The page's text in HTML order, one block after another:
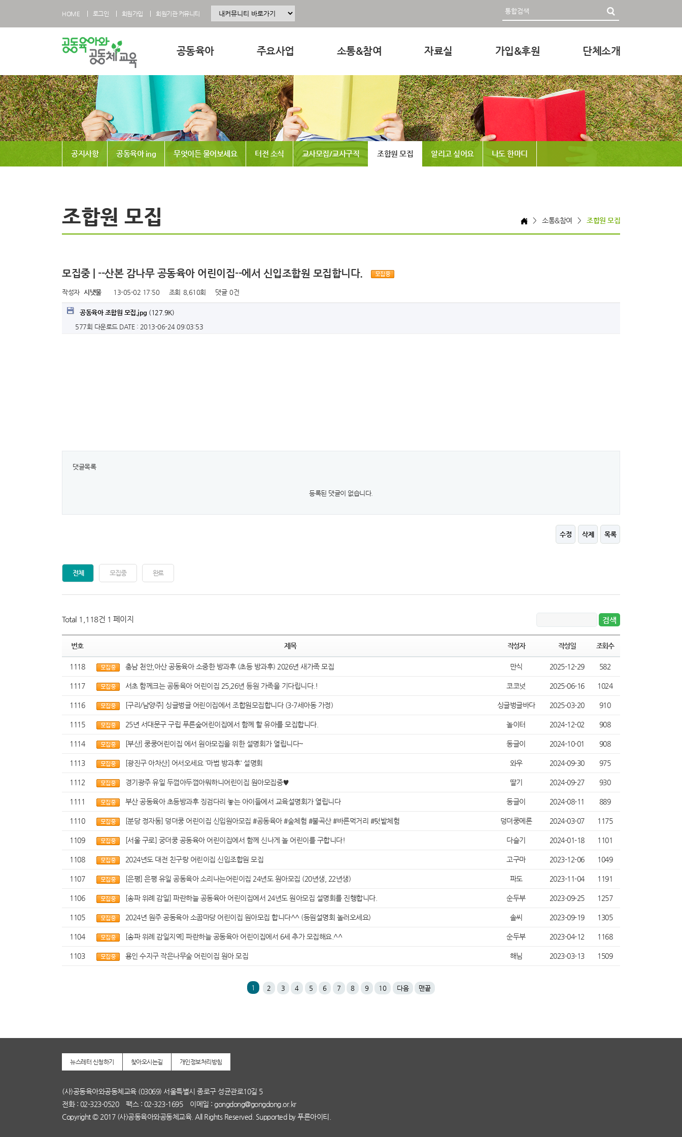
HOME 로그인 회원가입 회원기관 커뮤니티
공동육아
공동육아란
공동육아 영유아과정
공동육아 초등과정
공동육아사회적협동조합
전국공동육아현황
주요사업
주요사업소개
공동육아인증
현장조직사업
교육사업
연구사업
소통&참여
무엇이든 물어보세요
터전 소식
교사모집/교사구직
자료실
교육 · 운영자료
연구자료
참고도서
뉴스레터
동영상
가입&후원
회원가입 및 후원안내
단체소개
인사말
미션과 비전
조직
정관 & 재정
공지사항 공동육아 ing 무엇이든 물어보세요 터전 소식 교사모집/교사구직 조합원 모집 알리고 싶어요 나도 한마디
조합원 모집 > 소통&참여 > 조합원 모집
모집중 | --산본 감나무 공동육아 어린이집--에서 신입조합원 모집합니다.
작성자 시냇물 13-05-02 17:50 조회 8,610회 댓글 0건
공동육아 조합원 모집.jpg (127.9K)
577회 다운로드 DATE : 2013-06-24 09:03:53
댓글목록
등록된 댓글이 없습니다.
수정 삭제 목록
전체 모집중 완료
Total 1,118건 1 페이지
번호 제목 작성자 작성일 조회수
1118 충남 천안,아산 공동육아 소중한 방과후 (초등 방과후) 2026년 새가족 모집 만식 2025-12-29 582
1117 서초 함께크는 공동육아 어린이집 25,26년 등원 가족을 기다립니다.! 코코넛 2025-06-16 1024
1116 [구리/남양주] 싱글벙글 어린이집에서 조합원모집합니다 (3-7세아동 가정) 싱글벙글바다 2025-03-20 910
1115 25년 서대문구 구립 푸른숲어린이집에서 함께 할 유아를 모집합니다. 놀이터 2024-12-02 908
1114 [부산] 쿵쿵어린이집 에서 원아모집을 위한 설명회가 열립니다~ 동글이 2024-10-01 908
1113 [광진구 아차산] 어서오세요 '마법 방과후' 설명회 와우 2024-09-30 975
1112 경기광주 유일 두껍아두껍아뭐하니어린이집 원아모집중♥ 딸기 2024-09-27 930
1111 부산 공동육아 초등방과후 징검다리 놓는 아이들에서 교육설명회가 열립니다 동글이 2024-08-11 889
1110 [분당 정자동] 덩더쿵 어린이집 신입원아모집 #공동육아 #숲체험 #불곡산 #바른먹거리 #텃밭체험 덩더쿵메론 2024-03-07 1175
1109 [서울 구로] 궁더쿵 공동육아 어린이집에서 함께 신나게 놀 어린이를 구합니다! 다슬기 2024-01-18 1101
1108 2024년도 대전 친구랑 어린이집 신입조합원 모집 고구마 2023-12-06 1049
1107 [은평] 은평 유일 공동육아 소리나는어린이집 24년도 원아모집 (20년생, 22년생) 파도 2023-11-04 1191
1106 [송파 위례 감일] 파란하늘 공동육아 어린이집에서 24년도 원아모집 설명회를 진행합니다. 순두부 2023-09-25 1257
1105 2024년 원주 공동육아 소꿉마당 어린이집 원아모집 합니다^^ (등원설명회 놀러오세요) 솔씨 2023-09-19 1305
1104 [송파 위례 감일지역] 파란하늘 공동육아 어린이집에서 6세 추가 모집해요.^^ 순두부 2023-04-12 1168
1103 용인 수지구 작은나무숲 어린이집 원아 모집 해님 2023-03-13 1509
1 2 3 4 5 6 7 8 9 10 다음 맨끝
뉴스레터 신청하기 찾아오시는길 개인정보처리방침
(사)공동육아와공동체교육 (03069) 서울특별시 종로구 성균관로10길 5
전화 : 02-323-0520 팩스 : 02-323-1695 이메일 : gongdong@gongdong.or.kr
Copyright © 2017 (사)공동육아와공동체교육. All Rights Reserved. Supported by푸른아이티.